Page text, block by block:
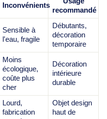
Inconvénients
recommandé
Sensible à
l'eau, fragile
Débutants,
décoration
temporaire
Moins
écologique,
coûte plus
cher
Décoration
intérieure
durable
Lourd,
fabrication
Objet design
haut de